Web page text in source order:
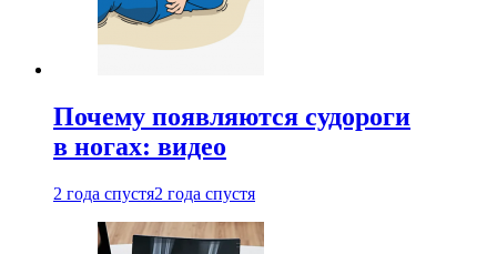
Почему появляются судороги
в ногах: видео
2 года спустя2 года спустя